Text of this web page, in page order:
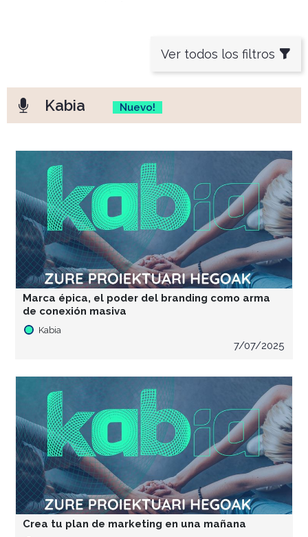
Ver todos los filtros
Kabia Nuevo!
Marca épica, el poder del branding como arma
de conexión masiva
Kabia
7/07/2025
Crea tu plan de marketing en una mañana